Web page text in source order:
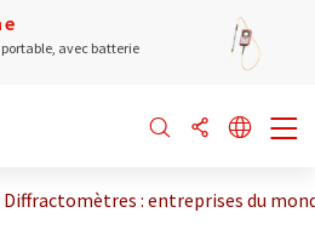
avec batterie
Diffractomètres : entreprises du